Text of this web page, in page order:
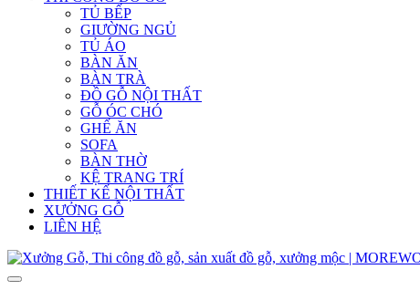
TỦ BẾP
GIƯỜNG NGỦ
TỦ ÁO
BÀN ĂN
BÀN TRÀ
ĐỒ GỖ NỘI THẤT
GỖ ÓC CHÓ
GHẾ ĂN
SOFA
BÀN THỜ
KỆ TRANG TRÍ
THIẾT KẾ NỘI THẤT
XƯỞNG GỖ
LIÊN HỆ